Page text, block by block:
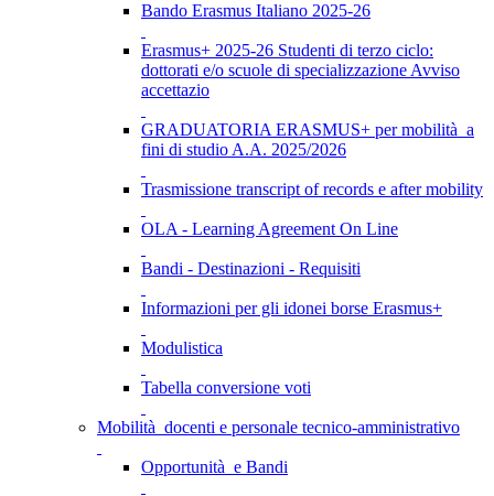
Bando Erasmus Italiano 2025-26
Erasmus+ 2025-26 Studenti di terzo ciclo:
dottorati e/o scuole di specializzazione Avviso
accettazio
GRADUATORIA ERASMUS+ per mobilità a
fini di studio A.A. 2025/2026
Trasmissione transcript of records e after mobility
OLA - Learning Agreement On Line
Bandi - Destinazioni - Requisiti
Informazioni per gli idonei borse Erasmus+
Modulistica
Tabella conversione voti
Mobilità docenti e personale tecnico-amministrativo
Opportunità e Bandi